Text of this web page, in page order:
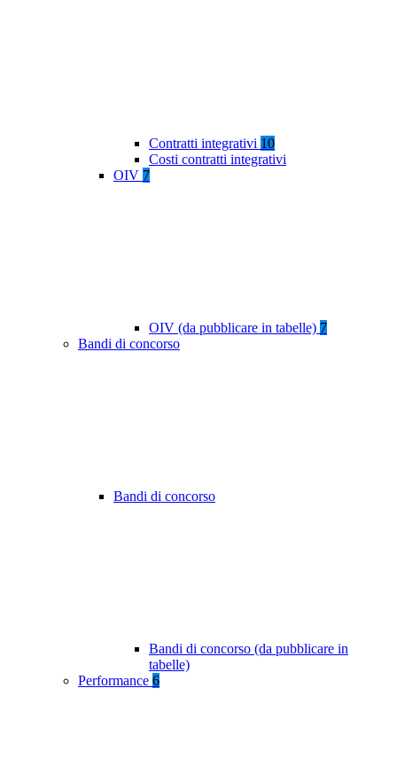
Contratti integrativi 10
Costi contratti integrativi
OIV 7
OIV (da pubblicare in tabelle) 7
Bandi di concorso
Bandi di concorso
Bandi di concorso (da pubblicare in
tabelle)
Performance 6